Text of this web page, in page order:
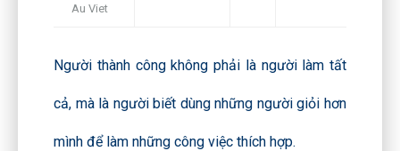
Au Viet
Người thành công không phải là người làm tất
cả, mà là người biết dùng những người giỏi hơn
mình để làm những công việc thích hợp.